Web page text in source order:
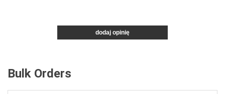
dodaj opinię
Bulk Orders